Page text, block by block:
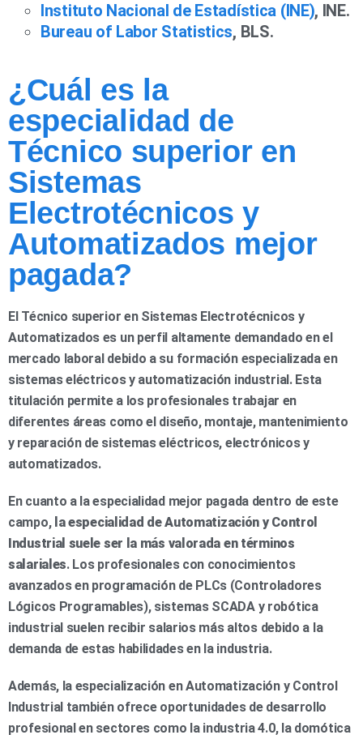
Instituto Nacional de Estadística (INE), INE.
Bureau of Labor Statistics, BLS.
¿Cuál es la
especialidad de
Técnico superior en
Sistemas
Electrotécnicos y
Automatizados mejor
pagada?
El Técnico superior en Sistemas Electrotécnicos y
Automatizados es un perfil altamente demandado en el
mercado laboral debido a su formación especializada en
sistemas eléctricos y automatización industrial. Esta
titulación permite a los profesionales trabajar en
diferentes áreas como el diseño, montaje, mantenimiento
y reparación de sistemas eléctricos, electrónicos y
automatizados.
En cuanto a la especialidad mejor pagada dentro de este
campo, la especialidad de Automatización y Control
Industrial suele ser la más valorada en términos
salariales. Los profesionales con conocimientos
avanzados en programación de PLCs (Controladores
Lógicos Programables), sistemas SCADA y robótica
industrial suelen recibir salarios más altos debido a la
demanda de estas habilidades en la industria.
Además, la especialización en Automatización y Control
Industrial también ofrece oportunidades de desarrollo
profesional en sectores como la industria 4.0, la domótica